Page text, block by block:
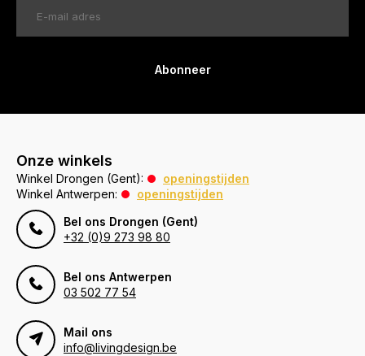
Abonneer
Onze winkels
Winkel Drongen (Gent):
openingstijden
Winkel Antwerpen:
openingstijden
Bel ons Drongen (Gent)
+32 (0)9 273 98 80
Bel ons Antwerpen
03 502 77 54
Mail ons
info@livingdesign.be